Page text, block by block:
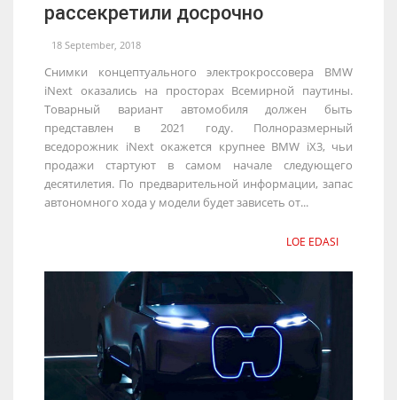
рассекретили досрочно
18 September, 2018
Снимки концептуального электрокроссовера BMW
iNext оказались на просторах Всемирной паутины.
Товарный вариант автомобиля должен быть
представлен в 2021 году. Полноразмерный
вседорожник iNext окажется крупнее BMW iX3, чьи
продажи стартуют в самом начале следующего
десятилетия. По предварительной информации, запас
автономного хода у модели будет зависеть от...
LOE EDASI